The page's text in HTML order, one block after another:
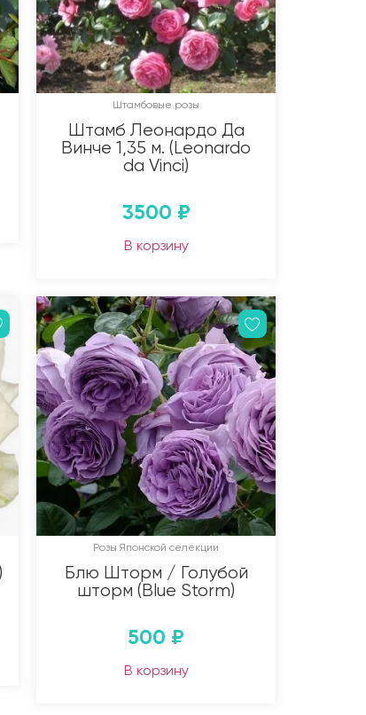
Штамбовые розы
Штамб Леонардо Да
Винче 1,35 м. (Leonardo
da Vinci)
3500 ₽
В корзину
Розы Японской селекции
Блю Шторм / Голубой
шторм (Blue Storm)
500 ₽
В корзину